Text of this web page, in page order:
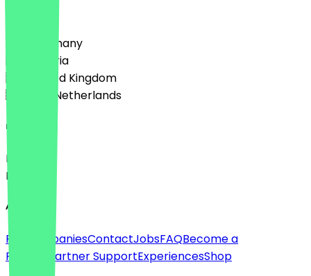
🇩🇪 Germany
🇦🇹 Austria
🇬🇧 United Kingdom
🇳🇱 The Netherlands
Language
Deutsch
English
About
For companiesContactJobsFAQBecome a
Partner
Partner SupportExperiencesShop